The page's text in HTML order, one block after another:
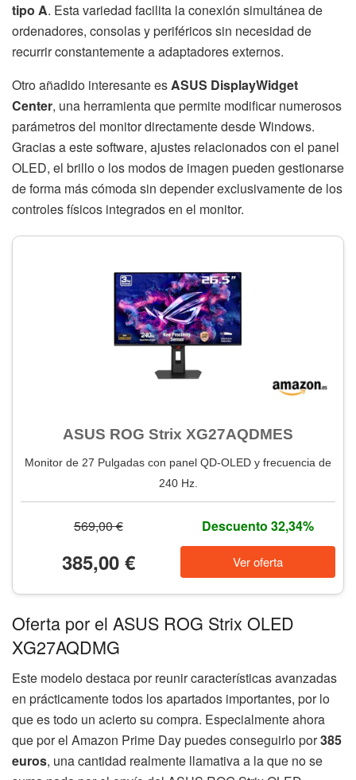
tipo A. Esta variedad facilita la conexión simultánea de
ordenadores, consolas y periféricos sin necesidad de
recurrir constantemente a adaptadores externos.
Otro añadido interesante esASUS DisplayWidget
Center, una herramienta que permite modificar numerosos
parámetros del monitor directamente desde Windows.
Gracias a este software, ajustes relacionados con el panel
OLED, el brillo o los modos de imagen pueden gestionarse
de forma más cómoda sin depender exclusivamente de los
controles físicos integrados en el monitor.
ASUS ROG Strix XG27AQDMES
Monitor de 27 Pulgadas con panel QD-OLED y frecuencia de
240 Hz.
569,00 € Descuento 32,34%
385,00 € Ver oferta
Oferta por el ASUS ROG Strix OLED
XG27AQDMG
Este modelo destaca por reunir características avanzadas
en prácticamente todos los apartados importantes, por lo
que es todo un acierto su compra. Especialmente ahora
que por el Amazon Prime Day puedes conseguirlo por385
euros, una cantidad realmente llamativa a la que no se